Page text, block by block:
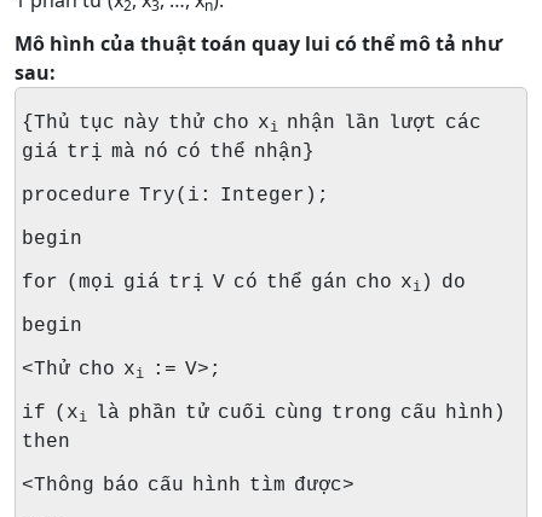
2 3 n
Mô hình của thuật toán quay lui có thể mô tả như
sau:
{Thủ tục này thử cho xi nhận lần lượt các
giá trị mà nó có thể nhận}
procedure Try(i: Integer);
begin
for (mọi giá trị V có thể gán cho xi ) do
begin
<Thử cho xi
:= V>;
if (xi
là phần tử cuối cùng trong cấu hình)
then
<Thông báo cấu hình tìm được>